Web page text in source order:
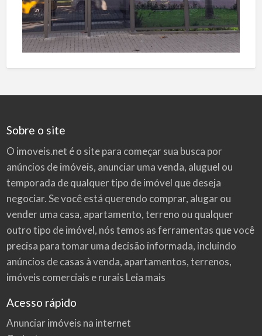
Sobre o site
O imoveis.net é o site para começar sua busca por
anúncios de imóveis, anunciar uma venda, aluguel ou
temporada de qualquer tipo de imóvel que deseja
negociar. Se você está querendo comprar, alugar ou
vender uma casa, apartamento, terreno ou qualquer
outro tipo de imóvel, nós temos as ferramentas que você
precisa para tomar uma decisão informada, incluindo
anúncios de casas à venda, apartamentos, terrenos,
imóveis comerciais e rurais Leia mais
Acesso rápido
Anunciar imóveis na internet